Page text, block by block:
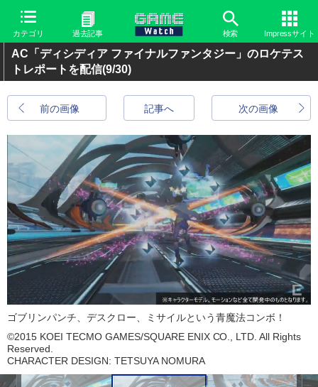
カテゴリ 過去記事 検索 Impressサイト
AC「ディシディア ファイナルファンタジー」のロケテス
トレポートを配信(9/30)
前の画像 次の画像
記事へ
ゴブリンパンチ、デスクロー、ミサイルという青魔法コンボ！
©2015 KOEI TECMO GAMES/SQUARE ENIX CO., LTD. All Rights
Reserved.
CHARACTER DESIGN: TETSUYA NOMURA